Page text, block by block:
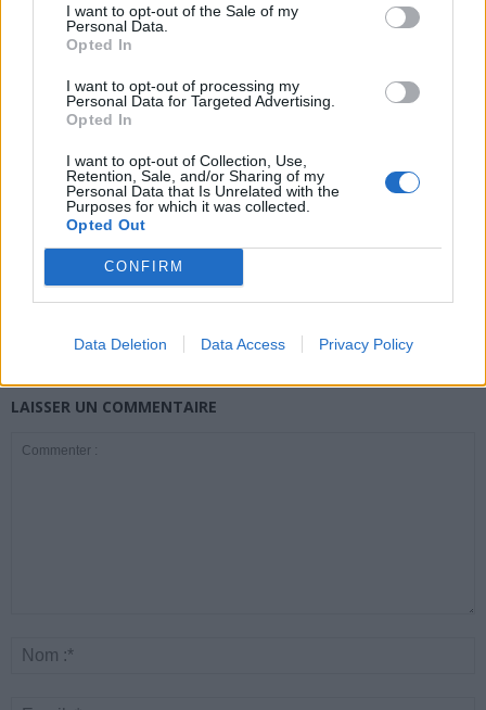
I want to opt-out of the Sale of my
Personal Data.
Opted In
I want to opt-out of processing my
Personal Data for Targeted Advertising.
Opted In
I want to opt-out of Collection, Use,
Retention, Sale, and/or Sharing of my
Personal Data that Is Unrelated with the
Purposes for which it was collected.
Opted Out
CONFIRM
Data Deletion Data Access Privacy Policy
ARTICLES CONNEXES
Santé
Canicule : les conseils
essentiels des
cardiologues pour
Éclipse du 12 août :
attention à la pénurie de
lunettes de sécurité
combattre le cancer
LAISSER UN COMMENTAIRE